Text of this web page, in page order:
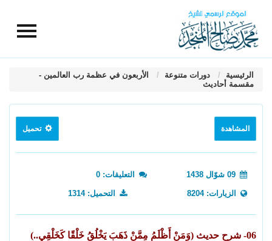
الرئيسية دورات متنوعة
الأربعون في عظمة رب العالمين -
مقسمة أحاديث
المشاهدة تحميل
التعليقات: 0
الزيارات: 8204 التحميل: 1314
06- شرح حديث (وَمَنْ أَظْلَمُ مِمَّنْ ذَهَبَ يَخْلُقُ خَلْقًا كَخَلْقِي..)